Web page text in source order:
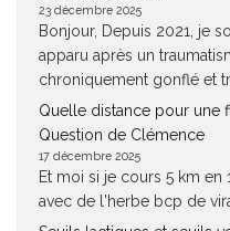
23 décembre 2025
Bonjour, Depuis 2021, je
apparu après un
chroniquement gonflé et
Quelle distance pour une
Question de Clémence
17 décembre 2025
Et moi si je cours 5 km en
avec de l'herbe bcp de